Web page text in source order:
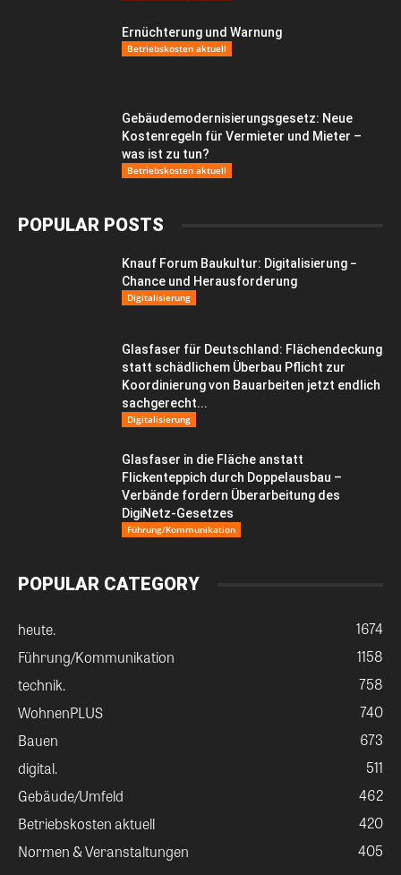
Ernüchterung und Warnung
Betriebskosten aktuell
Gebäudemodernisierungsgesetz: Neue
Kostenregeln für Vermieter und Mieter –
was ist zu tun?
Betriebskosten aktuell
POPULAR POSTS
Knauf Forum Baukultur: Digitalisierung −
Chance und Herausforderung
Digitalisierung
Glasfaser für Deutschland: Flächendeckung
statt schädlichem Überbau Pflicht zur
Koordinierung von Bauarbeiten jetzt endlich
sachgerecht...
Digitalisierung
Glasfaser in die Fläche anstatt
Flickenteppich durch Doppelausbau –
Verbände fordern Überarbeitung des
DigiNetz-Gesetzes
Führung/Kommunikation
POPULAR CATEGORY
heute.
1674
Führung/Kommunikation
1158
technik.
758
WohnenPLUS
740
Bauen
673
digital.
511
Gebäude/Umfeld
462
Betriebskosten aktuell
420
Normen & Veranstaltungen
405